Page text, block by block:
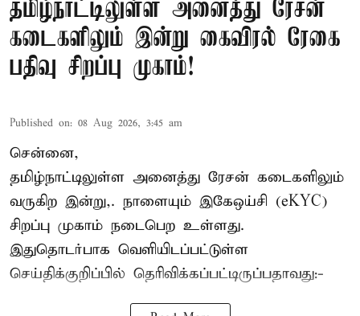
தமிழ்நாட்டிலுள்ள அனைத்து ரேசன்
கடைகளிலும் இன்று கைவிரல் ரேகை
பதிவு சிறப்பு முகாம்!
Published on: 08 Aug 2026, 3:45 am
சென்னை,
தமிழ்நாட்டிலுள்ள அனைத்து ரேசன் கடைகளிலும்
வருகிற இன்று,. நாளையும் இகேஒய்சி (eKYC)
சிறப்பு முகாம் நடைபெற உள்ளது.
இதுதொடர்பாக வெளியிடப்பட்டுள்ள
செய்திக்குறிப்பில் தெரிவிக்கப்பட்டிருப்பதாவது:-